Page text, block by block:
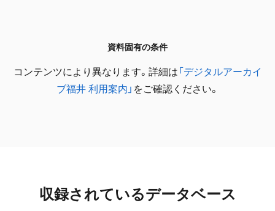
資料固有の条件
コンテンツにより異なります。詳細は 「デジタルアーカイ
ブ福井 利用案内」 をご確認ください。
収録されているデータベース